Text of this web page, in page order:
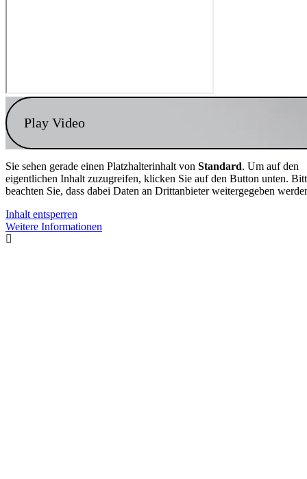
Play Video
Sie sehen gerade einen Platzhalterinhalt von Standard. Um auf den
eigentlichen Inhalt zuzugreifen, klicken Sie auf den Button unten.
beachten Sie, dass dabei Daten an Drittanbieter weitergegeben
Inhalt entsperren
Weitere Informationen